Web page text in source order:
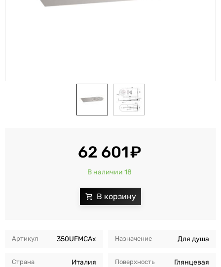
Артикул 350UFMCAx
Страна Италия
Назначение Для душа
Поверхность Глянцевая
62 601
В наличии 18